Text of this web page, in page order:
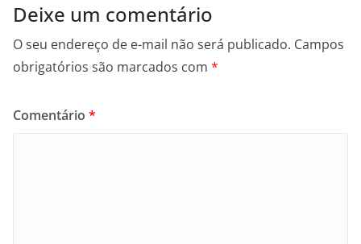
Deixe um comentário
O seu endereço de e-mail não será publicado. Campos
obrigatórios são marcados com *
Comentário *